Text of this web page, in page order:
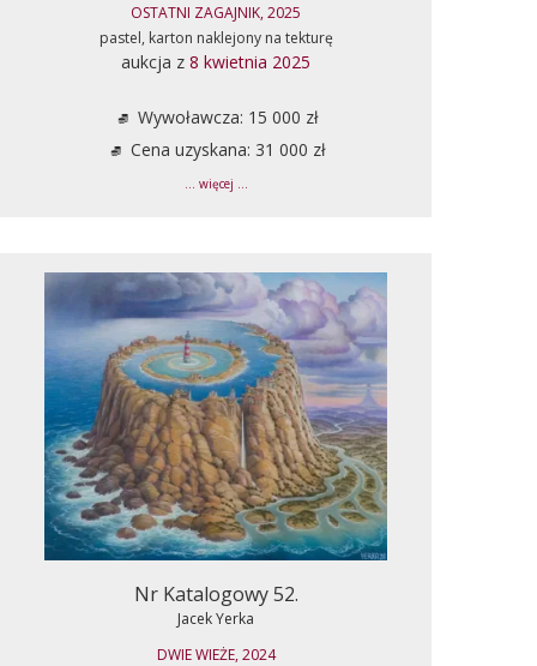
OSTATNI ZAGAJNIK, 2025
pastel, karton naklejony na tekturę
aukcja z 8 kwietnia 2025
Wywoławcza: 15 000 zł
Cena uzyskana: 31 000 zł
... więcej ...
Nr Katalogowy 52.
Jacek Yerka
DWIE WIEŻE, 2024